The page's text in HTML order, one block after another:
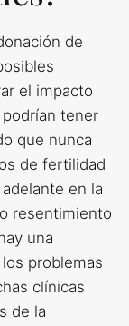
de
el impacto
tener
que nunca
de fertilidad
en la
resentimiento
una
problemas
clínicas
de la